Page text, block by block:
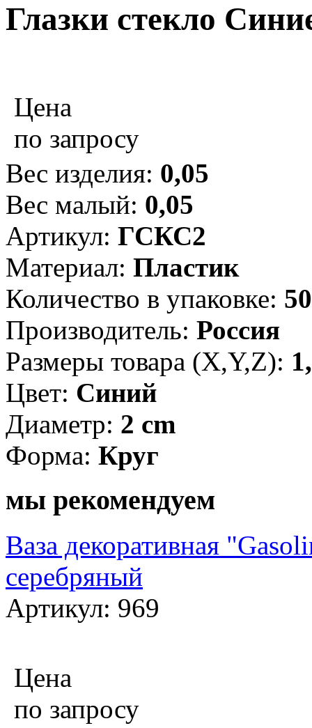
Глазки стекло
Цена
по запросу
Вес изделия: 0,05
Вес малый: 0,05
Артикул: ГСКС2
Материал: Пластик
Количество в упаковке: 50
Производитель: Россия
Размеры товара (X,Y,Z):
Цвет: Синий
Диаметр: 2 cm
Форма: Круг
мы рекомендуем
Ваза декоративная
серебряный
Артикул: 969
Цена
по запросу